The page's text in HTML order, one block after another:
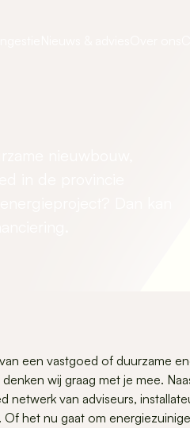
een vastgoed of duurzame
wij graag met je mee.
netwerk van adviseurs,
Of het nu gaat om